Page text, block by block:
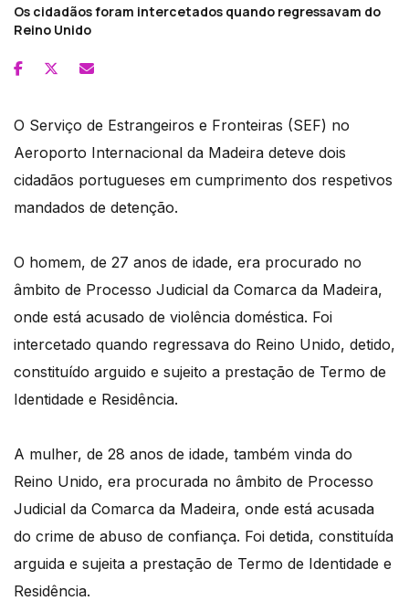
Os cidadãos foram intercetados quando regressavam do
Reino Unido
O Serviço de Estrangeiros e Fronteiras (SEF) no
Aeroporto Internacional da Madeira deteve dois
cidadãos portugueses em cumprimento dos respetivos
mandados de detenção.
O homem, de 27 anos de idade, era procurado no
âmbito de Processo Judicial da Comarca da Madeira,
onde está acusado de violência doméstica. Foi
intercetado quando regressava do Reino Unido, detido,
constituído arguido e sujeito a prestação de Termo de
Identidade e Residência.
A mulher, de 28 anos de idade, também vinda do
Reino Unido, era procurada no âmbito de Processo
Judicial da Comarca da Madeira, onde está acusada
do crime de abuso de confiança. Foi detida, constituída
arguida e sujeita a prestação de Termo de Identidade e
Residência.